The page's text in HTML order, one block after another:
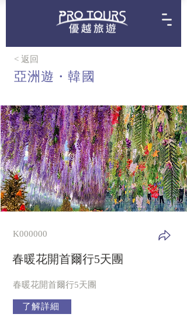
< 返回
亞洲遊・韓國
K000000
春暖花開首爾行5天團
春暖花開首爾行5天團
了解詳細